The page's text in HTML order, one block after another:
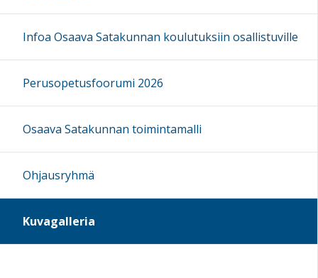
Infoa Osaava Satakunnan koulutuksiin osallistuville
Perusopetusfoorumi 2026
Osaava Satakunnan toimintamalli
Ohjausryhmä
Kuvagalleria